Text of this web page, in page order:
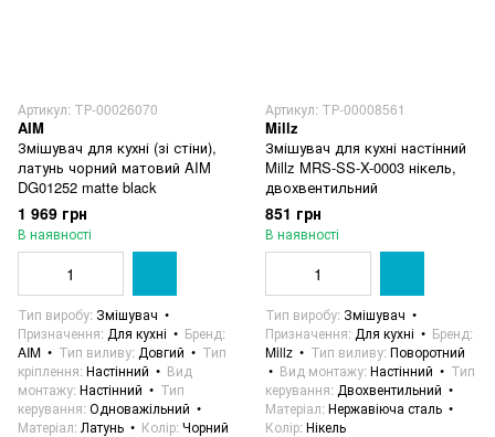
Артикул: ТР-00026070
AIM
Змішувач для кухні (зі стіни),
латунь чорний матовий AIM
DG01252 matte black
1 969 грн
В наявності
Тип виробу Змішувач
Призначення Для кухні
Бренд
AIM
Тип виливу Довгий
Тип
кріплення Настінний
Вид
монтажу Настінний
Тип
керування Одноважільний
Матеріал Латунь Колір Чорний
Артикул: ТР-00008561
Millz
Змішувач для кухні настінний
Millz MRS-SS-X-0003 нікель,
двохвентильний
851 грн
В наявності
Тип виробу Змішувач
Призначення Для кухні
Бренд
Millz
Тип виливу Поворотний
Вид монтажу Настінний
Тип
керування Двохвентильний
Матеріал Нержавіюча сталь
Колір Нікель